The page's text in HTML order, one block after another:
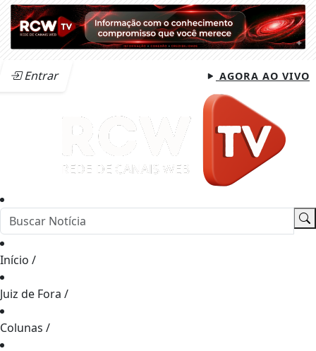
Entrar AGORA AO VIVO
Início /
Juiz de Fora /
Colunas /